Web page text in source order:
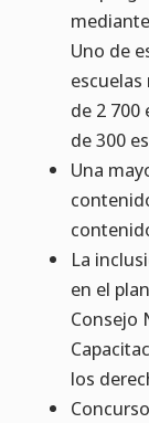
Uno de
de 2 700
de 300
Una
La
en el
Consejo
los